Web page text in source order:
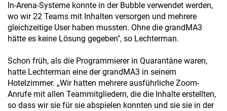
In-Arena-Systeme konnte in der Bubble verwendet werden,
wo wir 22 Teams mit Inhalten versorgen und mehrere
gleichzeitige User haben mussten. Ohne die grandMA3
hätte es keine Lösung gegeben", so Lechterman.
Schon früh, als die Programmierer in Quarantäne waren,
hatte Lechterman eine der grandMA3 in seinem
Hotelzimmer. „Wir hatten mehrere ausführliche Zoom-
Anrufe mit allen Teammitgliedern, die die Inhalte erstellten,
so dass wir sie für sie abspielen konnten und sie sie in der